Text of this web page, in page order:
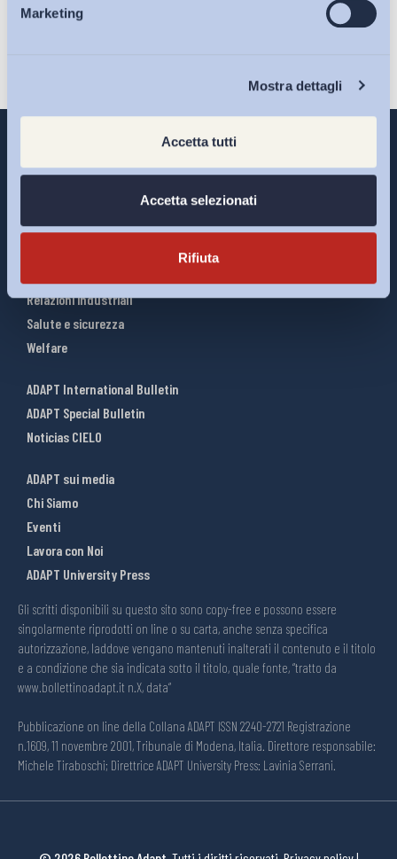
Marketing
Mostra dettagli
Accetta tutti
Accetta selezionati
Rifiuta
Eventi
Infografiche
Relazioni industriali
Salute e sicurezza
Welfare
ADAPT International Bulletin
ADAPT Special Bulletin
Noticias CIELO
ADAPT sui media
Chi Siamo
Eventi
Lavora con Noi
ADAPT University Press
Gli scritti disponibili su questo sito sono copy-free e possono essere
singolarmente riprodotti on line o su carta, anche senza specifica
autorizzazione, laddove vengano mantenuti inalterati il contenuto e il titolo
e a condizione che sia indicata sotto il titolo, quale fonte, “tratto da
www.bollettinoadapt.it n.X, data“
Pubblicazione on line della Collana ADAPT ISSN 2240-2721 Registrazione
n.1609, 11 novembre 2001, Tribunale di Modena, Italia. Direttore responsabile:
Michele Tiraboschi; Direttrice ADAPT University Press: Lavinia Serrani.